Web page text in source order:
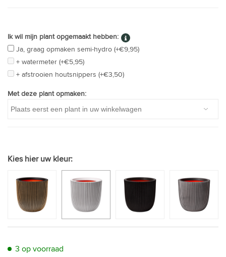
Ik wil mijn plant opgemaakt hebben:
Ja, graag opmaken semi-hydro (+€9,95)
+ watermeter (+€5,95)
+ afstrooien houtsnippers (+€3,50)
Met deze plant opmaken:
Kies hier uw kleur:
3 op voorraad